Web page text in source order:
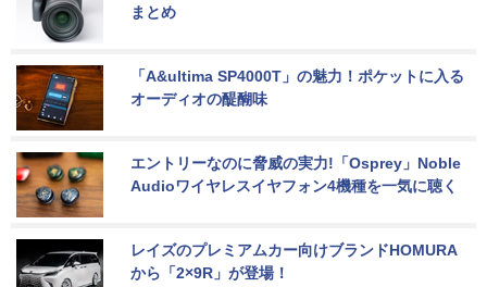
まとめ
「A&ultima SP4000T」の魅力！ポケットに入る
オーディオの醍醐味
エントリーなのに脅威の実力!「Osprey」Noble
Audioワイヤレスイヤフォン4機種を一気に聴く
レイズのプレミアムカー向けブランドHOMURA
から「2×9R」が登場！